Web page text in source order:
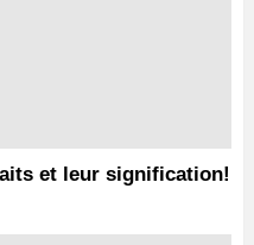
et leur signification!